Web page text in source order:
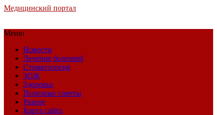
Медицинский портал
Меню
Новости
Лечение болезней
Стоматология
ЗОЖ
Здоровье
Полезные советы
Разное
Карта сайта